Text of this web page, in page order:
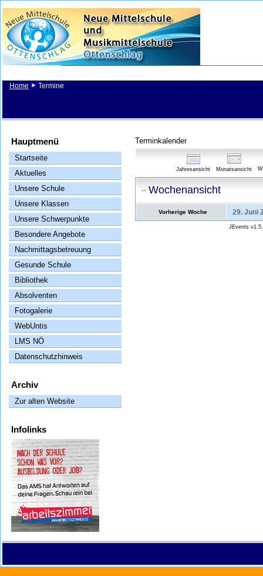
Home Termine
Hauptmenü
Startseite
Aktuelles
Unsere Schule
Unsere Klassen
Unsere Schwerpunkte
Besondere Angebote
Nachmittagsbetreuung
Gesunde Schule
Bibliothek
Absolventen
Fotogalerie
WebUntis
LMS NÖ
Datenschutzhinweis
Archiv
Zur alten Website
Infolinks
Terminkalender
Jahresansicht Monatsansicht
Wochenansicht
Vorherige Woche 29. Juni
JEvents